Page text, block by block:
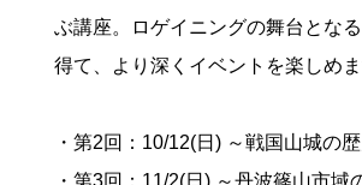
ぶ講座。ロゲイニングの舞台とな
得て、より深くイベントを楽しめま
・第2回：10/12(日) ～戦国山城の
・第3回：11/2(日) ～丹波篠山市域